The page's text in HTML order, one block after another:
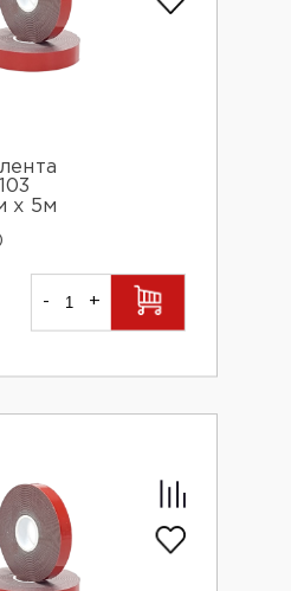
х 5м
- +